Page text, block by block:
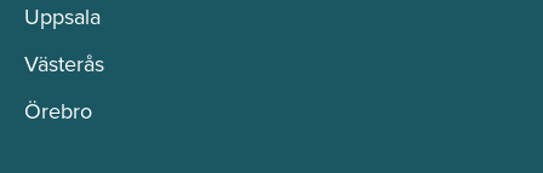
Uppsala
Västerås
Örebro